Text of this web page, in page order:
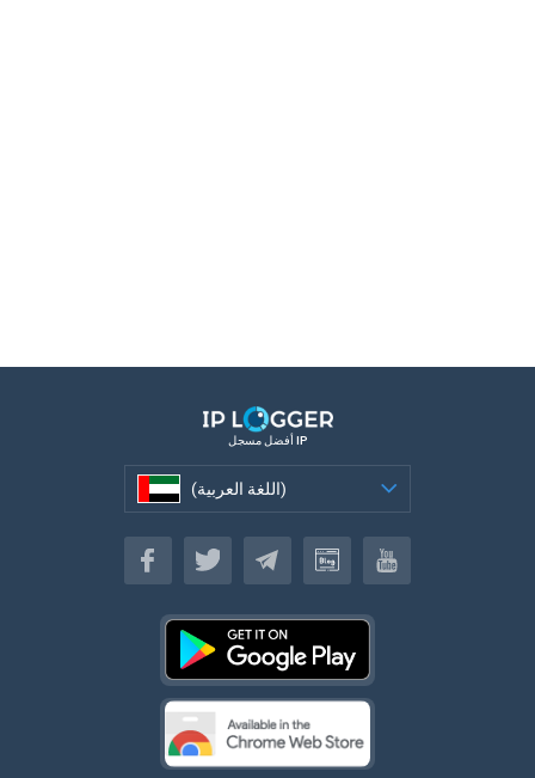
أفضل مسجل IP
(اللغة العربية)
(اللغة العربية)